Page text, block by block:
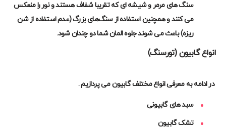
سنگ های مرمر و شیشه ای که تقریبا شفاف هستند و نور را منعکس
می کنند و همچنین استفاده از سنگ‌های بزرگ (عدم استفاده از شن
ریزه) باعث می شوند جلوه المان شما دو چندان شود.
انواع گابیون (تورسنگ)
در ادامه به معرفی انواع مختلف گابیون می پردازیم .
سبد های گابیونی
تشک گابیون